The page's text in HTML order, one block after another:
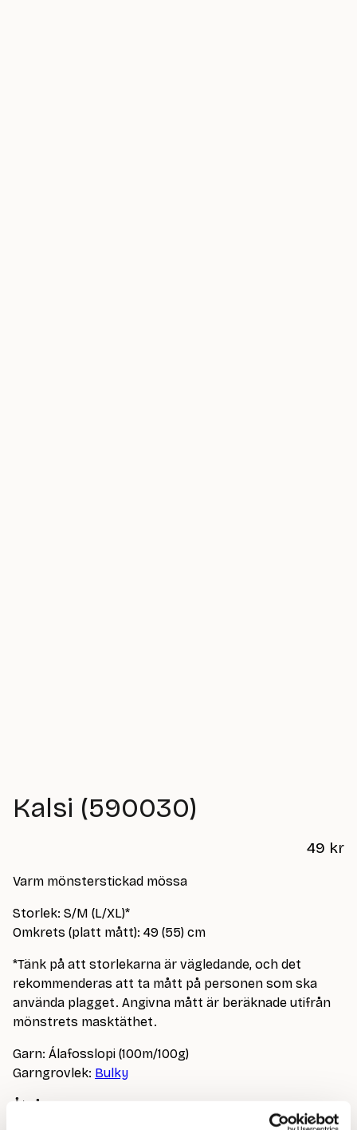
Kalsi (590030)
49 kr
Varm mönsterstickad mössa
Storlek: S/M (L/XL)*
Omkrets (platt mått): 49 (55) cm
*Tänk på att storlekarna är vägledande, och det
rekommenderas att ta mått på personen som ska
använda plagget. Angivna mått är beräknade utifrån
mönstrets masktäthet.
Garn: Álafosslopi (100m/100g)
Garngrovlek: Bulky
Åtgång: